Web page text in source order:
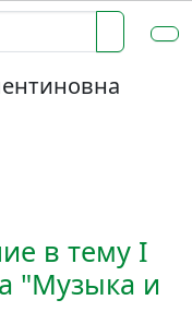
в тему I
"Музыка и